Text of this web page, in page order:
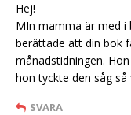
Hej!
MIn mamma är med i
berättade att din bok
månadstidningen.
hon tyckte den såg så
SVARA